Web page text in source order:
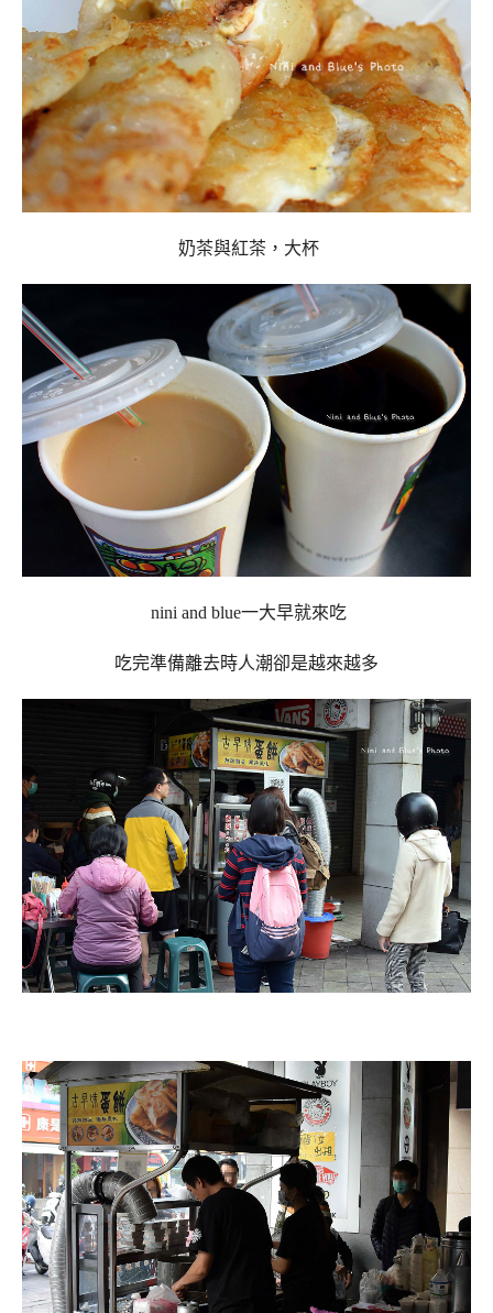
奶茶與紅茶，大杯
nini and blue一大早就來吃
吃完準備離去時人潮卻是越來越多